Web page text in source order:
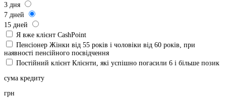
3 дня
7 дней
15 дней
Я вже клієнт CashPoint
Пенсіонер Жінки від 55 років і чоловіки від 60 років, при
наявності пенсійного посвідчення
Постійний клієнт Клієнти, які успішно погасили 6 і більше позик
сума кредиту
грн